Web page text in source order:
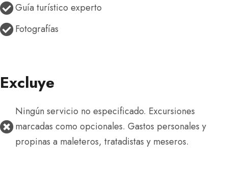
Guía turístico experto
Fotografías
Excluye
Ningún servicio no especificado. Excursiones
marcadas como opcionales. Gastos personales y
propinas a maleteros, tratadistas y meseros.